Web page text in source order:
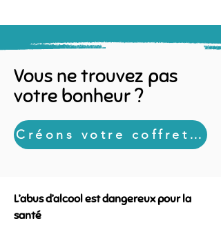
Vous ne trouvez pas
votre bonheur ?
Créons votre coffret sur mesure !
L’abus d’alcool est dangereux pour la
santé